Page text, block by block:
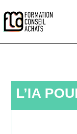
L’IA